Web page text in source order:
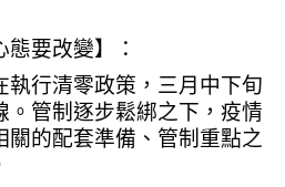
要改變】：
行清零政策，三月中下旬
。管制逐步鬆綁之下，疫情
的配套準備、管制重點之